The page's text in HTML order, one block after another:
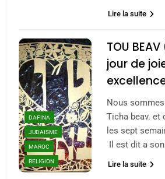
Lire la suite
DAFINA
JUDAISME
MAROC
RELIGION
TOU
jour de
Nous
Ticha beav. et
les sept
Il est dit a
Lire la suite